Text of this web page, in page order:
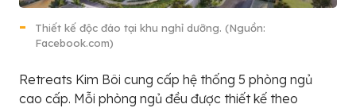
Thiết kế độc đáo tại khu nghỉ dưỡng. (Nguồn:
Facebook.com)
Retreats Kim Bôi cung cấp hệ thống 5 phòng ngủ
cao cấp. Mỗi phòng ngủ đều được thiết kế theo